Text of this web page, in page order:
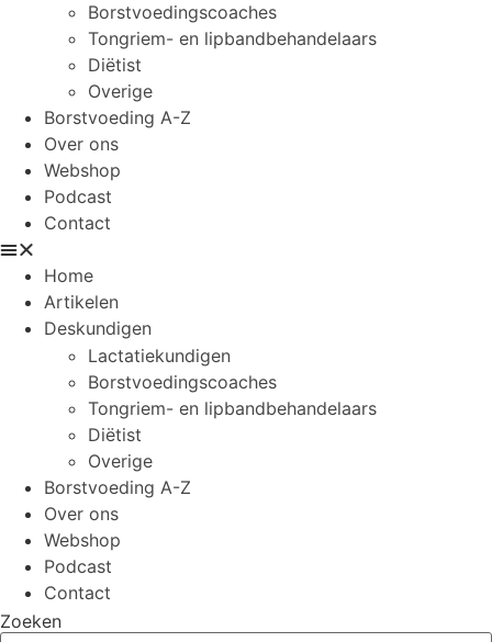
Borstvoedingscoaches
Tongriem- en lipbandbehandelaars
Diëtist
Overige
Borstvoeding A-Z
Over ons
Webshop
Podcast
Contact
Home
Artikelen
Deskundigen
Lactatiekundigen
Borstvoedingscoaches
Tongriem- en lipbandbehandelaars
Diëtist
Overige
Borstvoeding A-Z
Over ons
Webshop
Podcast
Contact
Zoeken